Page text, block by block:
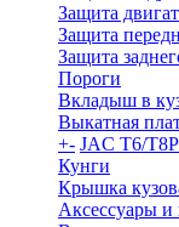
Защита
Защита
Защита
Пороги
Вкладыш в
Выкатная
+- JAC T6/
Кунги
Крышка
Аксессуары и